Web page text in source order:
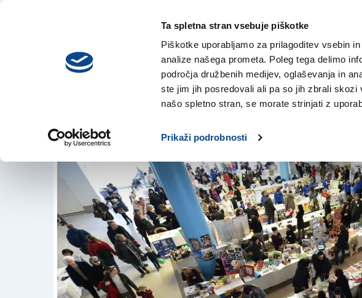
Ta spletna stran vsebuje piškotke
Piškotke uporabljamo za prilagoditev vsebin
analize našega prometa. Poleg tega delimo
področja družbenih medijev, oglaševanja in
ste jim jih posredovali ali pa so jih zbrali
našo spletno stran, se morate strinjati z
Prikaži podrobnosti
sreda,
5. avgusta 2026
NOVICE
Trst: jasli in vrtci so se
20. jan. 2018 | 15:40